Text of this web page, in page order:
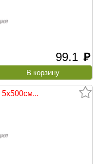
99.1 руб